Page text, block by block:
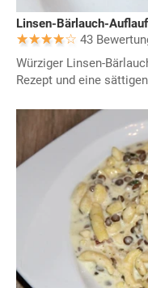
Linsen-Bärlauch-Auflauf
43
Würziger Linsen-
Rezept und eine